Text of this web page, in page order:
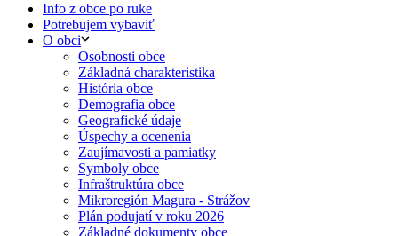
Info z obce po ruke
Potrebujem vybaviť
O obci
Osobnosti obce
Základná charakteristika
História obce
Demografia obce
Geografické údaje
Úspechy a ocenenia
Zaujímavosti a pamiatky
Symboly obce
Infraštruktúra obce
Mikroregión Magura - Strážov
Plán podujatí v roku 2026
Základné dokumenty obce